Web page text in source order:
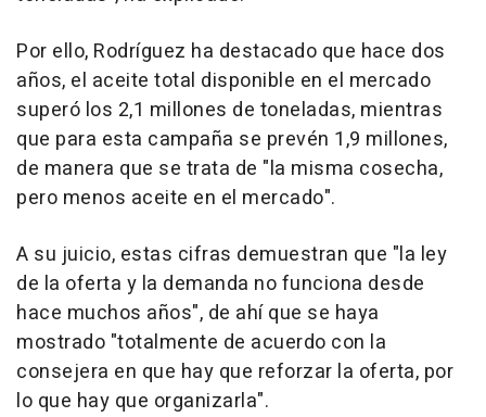
Por ello, Rodríguez ha destacado que hace dos
años, el aceite total disponible en el mercado
superó los 2,1 millones de toneladas, mientras
que para esta campaña se prevén 1,9 millones,
de manera que se trata de "la misma cosecha,
pero menos aceite en el mercado".
A su juicio, estas cifras demuestran que "la ley
de la oferta y la demanda no funciona desde
hace muchos años", de ahí que se haya
mostrado "totalmente de acuerdo con la
consejera en que hay que reforzar la oferta, por
lo que hay que organizarla".